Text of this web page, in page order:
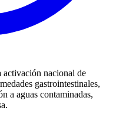
activación nacional de
gastrointestinales,
a aguas contaminadas,